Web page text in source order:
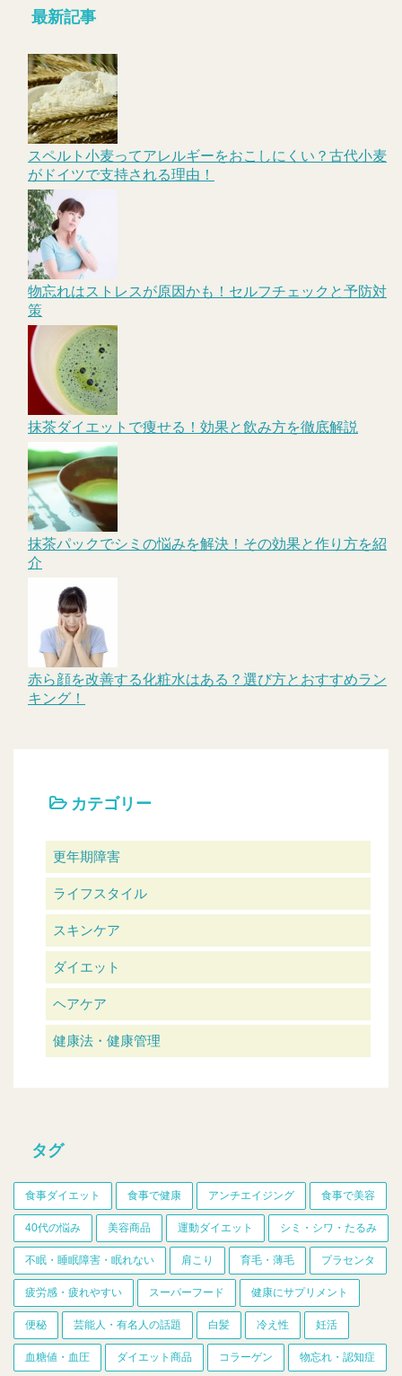
最新記事
スペルト小麦ってアレルギーをおこしにくい？古代小麦
がドイツで支持される理由！
物忘れはストレスが原因かも！セルフチェックと予防対
策
抹茶ダイエットで痩せる！効果と飲み方を徹底解説
抹茶パックでシミの悩みを解決！その効果と作り方を紹
介
赤ら顔を改善する化粧水はある？選び方とおすすめラン
キング！
カテゴリー
更年期障害
ライフスタイル
スキンケア
ダイエット
ヘアケア
健康法・健康管理
タグ
食事ダイエット 食事で健康 アンチエイジング 食事で美容
40代の悩み 美容商品 運動ダイエット シミ・シワ・たるみ
不眠・睡眠障害・眠れない 肩こり 育毛・薄毛 プラセンタ
疲労感・疲れやすい スーパーフード 健康にサプリメント
便秘 芸能人・有名人の話題 白髪 冷え性 妊活
血糖値・血圧 ダイエット商品 コラーゲン 物忘れ・認知症